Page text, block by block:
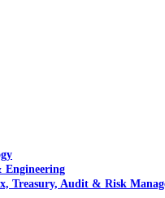
Engineering
Treasury, Audit & Risk